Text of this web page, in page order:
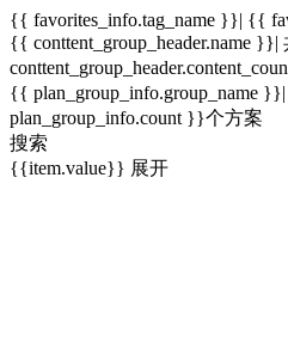
{{ favorites_info.tag_name }}| {{
{{ conttent_group_header.name
{{ plan_group_info.group_name
plan_group_info.count }}个方案
搜索
{{item.value}} 展开